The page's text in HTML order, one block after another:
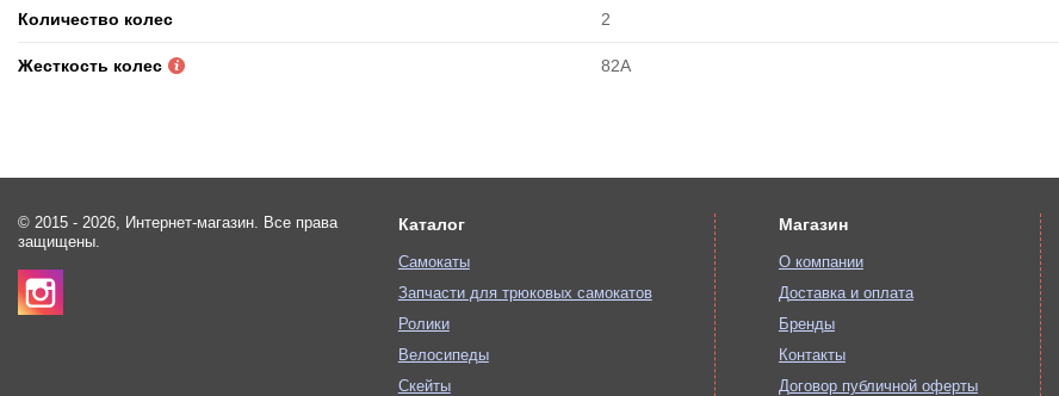
Количество колес 2
Жесткость колес 82А
© 2015 - 2026, Интернет-магазин. Все права
защищены.
Каталог
Самокаты
Запчасти для трюковых самокатов
Ролики
Велосипеды
Скейты
Магазин
О компании
Доставка и оплата
Бренды
Контакты
Договор публичной оферты